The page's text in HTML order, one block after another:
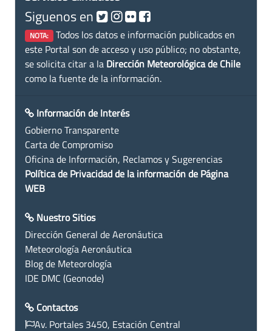
Siguenos en
NOTA: Todos los datos e información publicados en
este Portal son de acceso y uso público; no obstante,
se solicita citar a la Dirección Meteorológica de Chile
como la fuente de la información.
Información de Interés
Gobierno Transparente
Carta de Compromiso
Oficina de Información, Reclamos y Sugerencias
Política de Privacidad de la información de Página
WEB
Nuestro Sitios
Dirección General de Aeronáutica
Meteorología Aeronáutica
Blog de Meteorología
IDE DMC (Geonode)
Contactos
Av. Portales 3450, Estación Central